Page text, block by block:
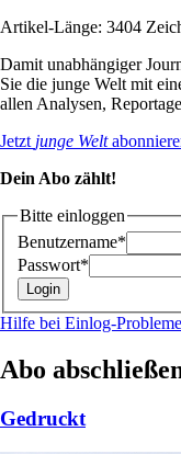
Artikel-Länge: 3404
Damit unabhängiger
Sie die junge Welt mit
allen Analysen,
Jetzt junge Welt
Dein Abo zählt!
Bitte einloggen
Benutzername*
Passwort*
Hilfe bei Einlog-
Abo
Gedruckt